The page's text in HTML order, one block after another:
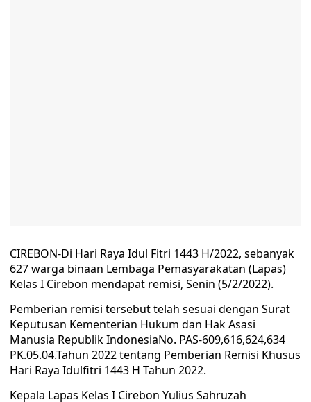
CIREBON-Di Hari Raya Idul Fitri 1443 H/2022, sebanyak
627 warga binaan Lembaga Pemasyarakatan (Lapas)
Kelas I Cirebon mendapat remisi, Senin (5/2/2022).
Pemberian remisi tersebut telah sesuai dengan Surat
Keputusan Kementerian Hukum dan Hak Asasi
Manusia Republik IndonesiaNo. PAS-609,616,624,634
PK.05.04.Tahun 2022 tentang Pemberian Remisi Khusus
Hari Raya Idulfitri 1443 H Tahun 2022.
Kepala Lapas Kelas I Cirebon Yulius Sahruzah